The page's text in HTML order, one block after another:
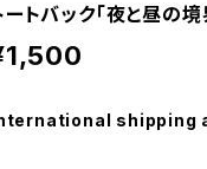
ートバック「夜と昼の境
shipping